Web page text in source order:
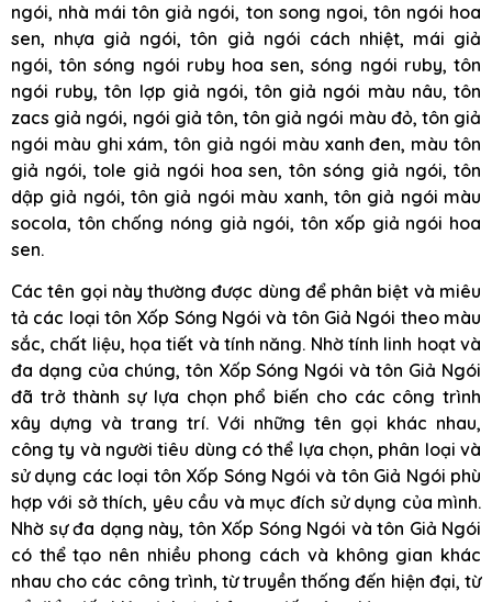
ngói, nhà mái tôn giả ngói, ton song ngoi, tôn ngói hoa
sen, nhựa giả ngói, tôn giả ngói cách nhiệt, mái giả
ngói, tôn sóng ngói ruby hoa sen, sóng ngói ruby, tôn
ngói ruby, tôn lợp giả ngói, tôn giả ngói màu nâu, tôn
zacs giả ngói, ngói giả tôn, tôn giả ngói màu đỏ, tôn giả
ngói màu ghi xám, tôn giả ngói màu xanh đen, màu tôn
giả ngói, tole giả ngói hoa sen, tôn sóng giả ngói, tôn
dập giả ngói, tôn giả ngói màu xanh, tôn giả ngói màu
socola, tôn chống nóng giả ngói, tôn xốp giả ngói hoa
sen.
Các tên gọi này thường được dùng để phân biệt và miêu
tả các loại tôn Xốp Sóng Ngói và tôn Giả Ngói theo màu
sắc, chất liệu, họa tiết và tính năng. Nhờ tính linh hoạt và
đa dạng của chúng, tôn Xốp Sóng Ngói và tôn Giả Ngói
đã trở thành sự lựa chọn phổ biến cho các công trình
xây dựng và trang trí. Với những tên gọi khác nhau,
công ty và người tiêu dùng có thể lựa chọn, phân loại và
sử dụng các loại tôn Xốp Sóng Ngói và tôn Giả Ngói phù
hợp với sở thích, yêu cầu và mục đích sử dụng của mình.
Nhờ sự đa dạng này, tôn Xốp Sóng Ngói và tôn Giả Ngói
có thể tạo nên nhiều phong cách và không gian khác
nhau cho các công trình, từ truyền thống đến hiện đại, từ